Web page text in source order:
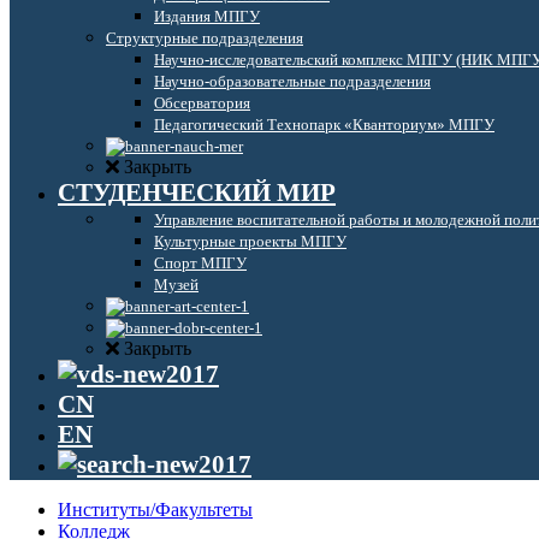
Издания МПГУ
Структурные подразделения
Научно-исследовательский комплекс МПГУ (НИК
Научно-образовательные подразделения
Обсерватория
Педагогический Технопарк «Кванториум» МПГУ
Закрыть
СТУДЕНЧЕСКИЙ МИР
Управление воспитательной работы и молодежной
Культурные проекты МПГУ
Спорт МПГУ
Музей
Закрыть
CN
EN
Институты/Факультеты
Колледж